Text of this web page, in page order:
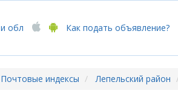
и обл Как подать объявление?
Почтовые индексы Лепельский район